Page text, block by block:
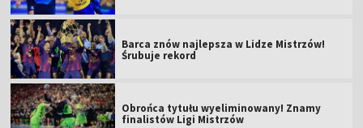
Barca znów najlepsza w Lidze Mistrzów!
Śrubuje rekord
Obrońca tytułu wyeliminowany! Znamy
finalistów Ligi Mistrzów